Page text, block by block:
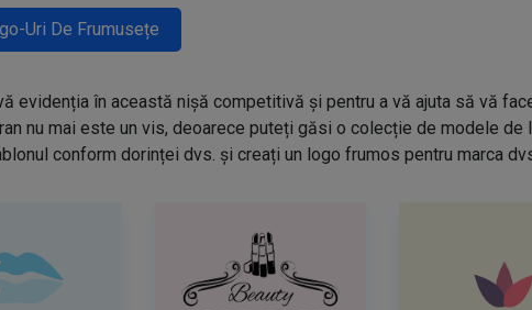
Uri De Frumusețe
evidenția în această nișă competitivă și pentru a vă ajuta să vă
nu mai este un vis, deoarece puteți găsi o colecție de modele
conform dorinței dvs. și creați un logo frumos pentru marca